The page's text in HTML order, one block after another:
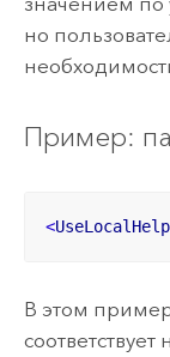
но
Пример:
<UseLocalHelp
В этом
соответствует